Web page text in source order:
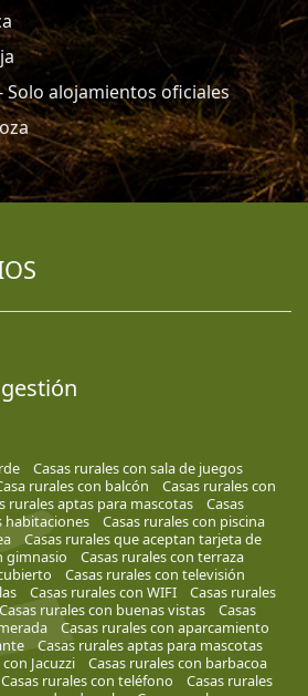
Solo alojamientos oficiales
Casas rurales con sala de juegos
rurales con balcón
Casas rurales con
rurales aptas para mascotas
Casas
habitaciones
Casas rurales con piscina
Casas rurales que aceptan tarjeta de
gimnasio
Casas rurales con terraza
Casas rurales con televisión
Casas rurales con WIFI
Casas rurales
Casas rurales con buenas vistas
Casas
Casas rurales con aparcamiento
Casas rurales aptas para mascotas
Jacuzzi
Casas rurales con barbacoa
Casas rurales con teléfono
Casas rurales